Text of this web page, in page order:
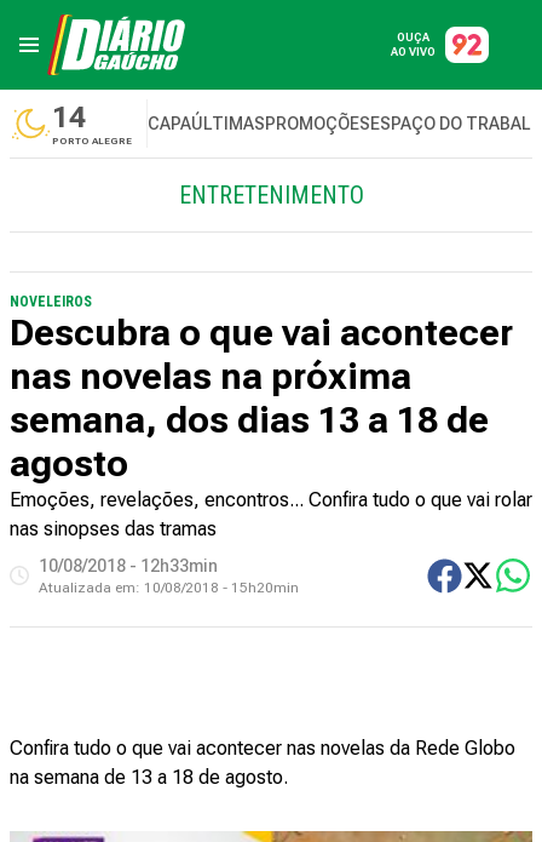
OUÇA
AO VIVO
14
PORTO ALEGRE
CAPAÚLTIMASPROMOÇÕESESPAÇO DO
ENTRETENIMENTO
NOVELEIROS
Descubra o que vai acontecer
nas novelas na próxima
semana, dos dias 13 a 18 de
agosto
Emoções, revelações, encontros... Confira tudo o que vai rolar
nas sinopses das tramas
10/08/2018 - 12h33min
Atualizada em: 10/08/2018 - 15h20min
Confira tudo o que vai acontecer nas novelas da Rede Globo
na semana de 13 a 18 de agosto.